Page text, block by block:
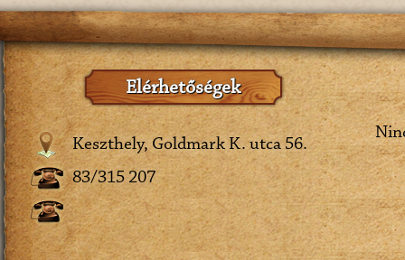
Elérhetőségek
Keszthely, Goldmark K. utca 56.
83/315 207